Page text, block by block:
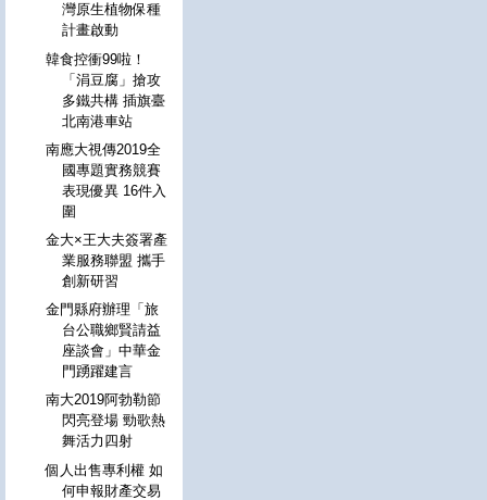
灣原生植物保種
計畫啟動
韓食控衝99啦！
「涓豆腐」搶攻
多鐵共構 插旗臺
北南港車站
南應大視傳2019全
國專題實務競賽
表現優異 16件入
圍
金大×王大夫簽署產
業服務聯盟 攜手
創新研習
金門縣府辦理「旅
台公職鄉賢請益
座談會」中華金
門踴躍建言
南大2019阿勃勒節
閃亮登場 勁歌熱
舞活力四射
個人出售專利權 如
何申報財產交易